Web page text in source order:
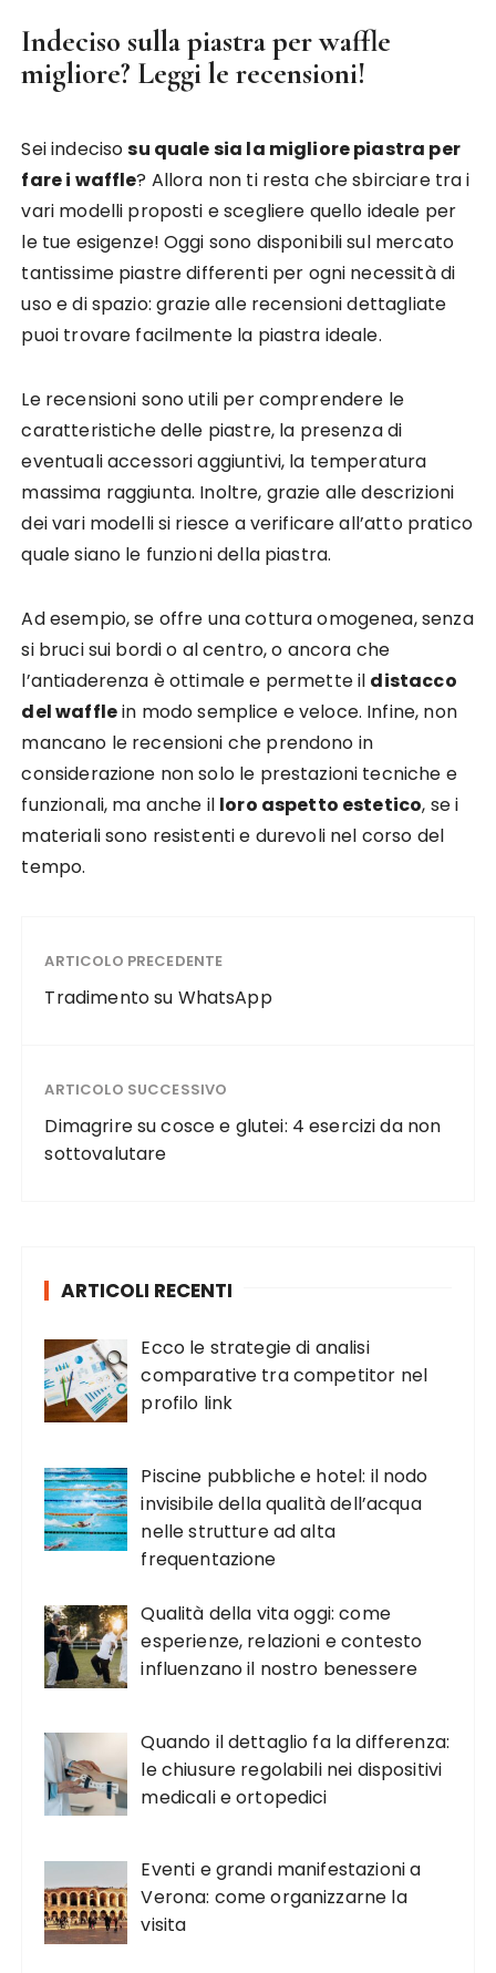
Indeciso sulla piastra per waffle
migliore? Leggi le recensioni!
Sei indecisosu quale sia la migliore piastra per
fare i waffle? Allora non ti resta che sbirciare tra i
vari modelli proposti e scegliere quello ideale per
le tue esigenze! Oggi sono disponibili sul mercato
tantissime piastre differenti per ogni necessità di
uso e di spazio: grazie alle recensioni dettagliate
puoi trovare facilmente la piastra ideale.
Le recensioni sono utili per comprendere le
caratteristiche delle piastre, la presenza di
eventuali accessori aggiuntivi, la temperatura
massima raggiunta. Inoltre, grazie alle descrizioni
dei vari modelli si riesce a verificare all’atto pratico
quale siano le funzioni della piastra.
Ad esempio, se offre una cottura omogenea, senza
si bruci sui bordi o al centro, o ancora che
l’antiaderenza è ottimale e permette il distacco
del wafflein modo semplice e veloce. Infine, non
mancano le recensioni che prendono in
considerazione non solo le prestazioni tecniche e
funzionali, ma anche il loro aspetto estetico, se i
materiali sono resistenti e durevoli nel corso del
tempo.
ARTICOLO PRECEDENTE
Tradimento su WhatsApp
ARTICOLO SUCCESSIVO
Dimagrire su cosce e glutei: 4 esercizi da non
sottovalutare
ARTICOLI RECENTI
Ecco le strategie di analisi
comparative tra competitor nel
profilo link
Piscine pubbliche e hotel: il nodo
invisibile della qualità dell’acqua
nelle strutture ad alta
frequentazione
Qualità della vita oggi: come
esperienze, relazioni e contesto
influenzano il nostro benessere
Quando il dettaglio fa la differenza:
le chiusure regolabili nei dispositivi
medicali e ortopedici
Eventi e grandi manifestazioni a
Verona: come organizzarne la
visita